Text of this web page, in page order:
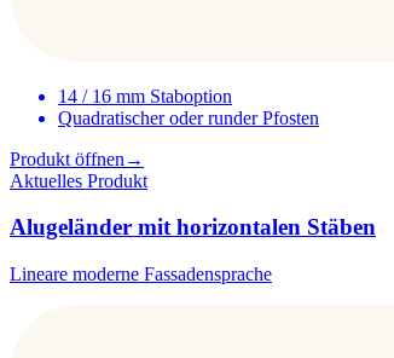
14 / 16 mm Staboption
Quadratischer oder runder Pfosten
Produkt öffnen →
Aktuelles Produkt
Alugeländer mit horizontalen Stäben
Lineare moderne Fassadensprache